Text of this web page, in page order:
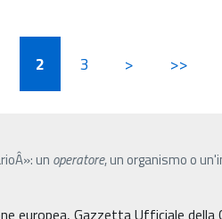
2 3 > >>
un operatore, un organismo o
europea, Gazzetta Ufficiale della